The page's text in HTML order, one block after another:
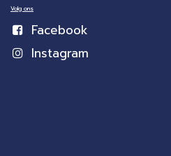
Volg ons
Facebook
Instagram